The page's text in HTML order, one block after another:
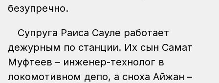
безупречно.
Супруга Раиса Сауле работает
дежурным по станции. Их сын Самат
Муфтеев – инженер-технолог в
локомотивном депо, а сноха Айжан –